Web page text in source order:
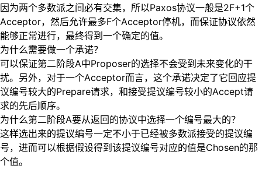
因为两个多数派之间必有交集，所以Paxos协议一般是2F+1个
Acceptor，然后允许最多F个Acceptor停机，而保证协议依然
能够正常进行，最终得到一个确定的值。
为什么需要做一个承诺？
可以保证第二阶段A中Proposer的选择不会受到未来变化的干
扰。另外，对于一个Acceptor而言，这个承诺决定了它回应提
议编号较大的Prepare请求，和接受提议编号较小的Accept请
求的先后顺序。
为什么第二阶段A要从返回的协议中选择一个编号最大的？
这样选出来的提议编号一定不小于已经被多数派接受的提议编
号，进而可以根据假设得到该提议编号对应的值是Chosen的那
个值。